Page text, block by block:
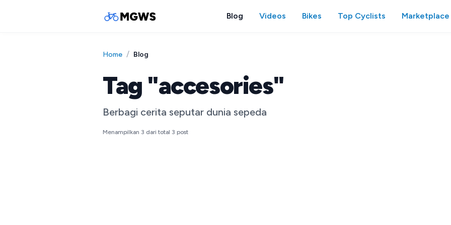
Blog Videos Bikes Top Cyclists Marketplace
Home / Blog
Tag "accesories"
Berbagi cerita seputar dunia sepeda
Menampilkan 3 dari total 3 post